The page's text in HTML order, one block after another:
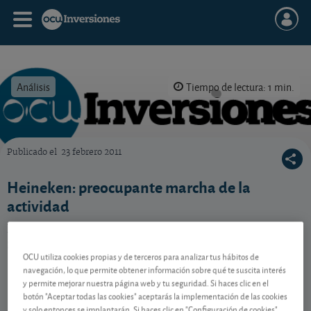
Análisis Tiempo de lectura: 1 min.
Publicado el 23 febrero 2011
Heineken: preocupante marcha de la
actividad
Contenido reservado a SOCIOS
OCU utiliza cookies propias y de terceros para analizar tus hábitos de
navegación, lo que permite obtener información sobre qué te suscita interés
y permite mejorar nuestra página web y tu seguridad. Si haces clic en el
botón "Aceptar todas las cookies" aceptarás la implementación de las cookies